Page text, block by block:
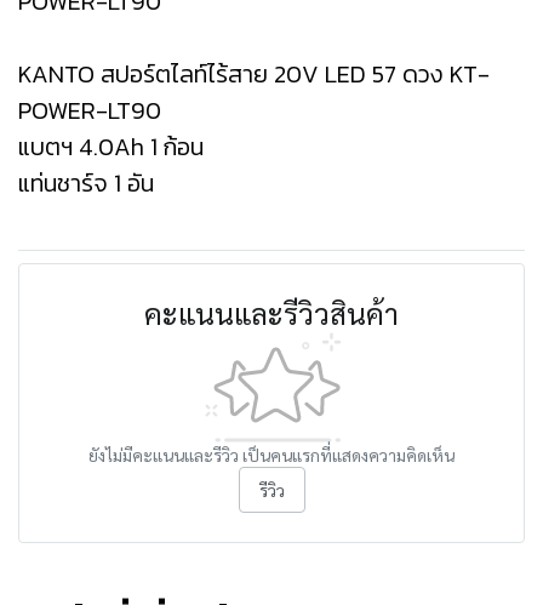
KANTO สปอร์ตไลท์ไร้สาย 20V LED 57 ดวง KT-
POWER-LT90
แบตฯ 4.0Ah 1 ก้อน
แท่นชาร์จ 1 อัน
คะแนนและรีวิวสินค้า
ยังไม่มีคะแนนและรีวิว เป็นคนแรกที่แสดงความคิดเห็น
รีวิว